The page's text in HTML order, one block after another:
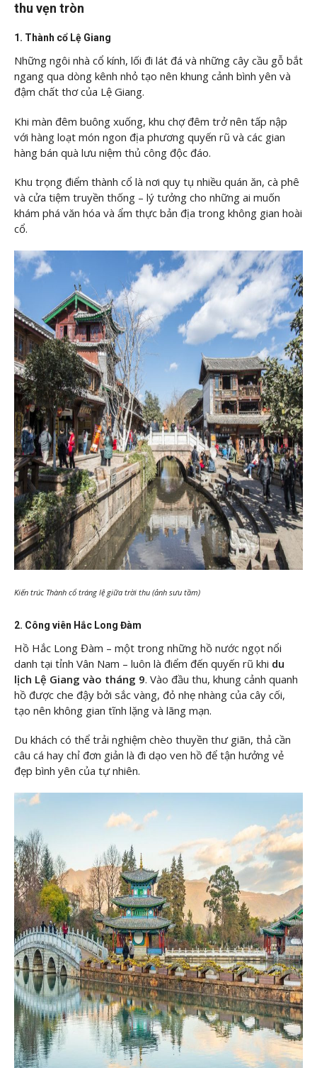
thu vẹn tròn
1. Thành cổ Lệ Giang
Những ngôi nhà cổ kính, lối đi lát đá và những cây cầu gỗ bắt
ngang qua dòng kênh nhỏ tạo nên khung cảnh bình yên và
đậm chất thơ của Lệ Giang.
Khi màn đêm buông xuống, khu chợ đêm trở nên tấp nập
với hàng loạt món ngon địa phương quyến rũ và các gian
hàng bán quà lưu niệm thủ công độc đáo.
Khu trọng điểm thành cổ là nơi quy tụ nhiều quán ăn, cà phê
và cửa tiệm truyền thống – lý tưởng cho những ai muốn
khám phá văn hóa và ẩm thực bản địa trong không gian hoài
cổ.
Kiến trúc Thành cổ tráng lệ giữa trời thu (ảnh sưu tầm)
2. Công viên Hắc Long Đàm
Hồ Hắc Long Đàm – một trong những hồ nước ngọt nổi
danh tại tỉnh Vân Nam – luôn là điểm đến quyến rũ khi du
lịch Lệ Giang vào tháng 9. Vào đầu thu, khung cảnh quanh
hồ được che đậy bởi sắc vàng, đỏ nhẹ nhàng của cây cối,
tạo nên không gian tĩnh lặng và lãng mạn.
Du khách có thể trải nghiệm chèo thuyền thư giãn, thả cần
câu cá hay chỉ đơn giản là đi dạo ven hồ để tận hưởng vẻ
đẹp bình yên của tự nhiên.